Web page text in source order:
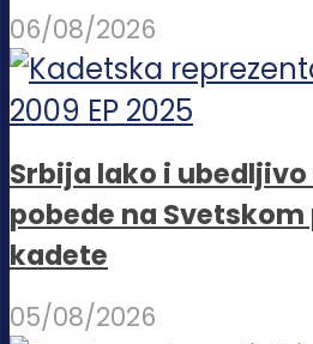
06/08/2026
Srbija lako i
pobede na
kadete
05/08/2026